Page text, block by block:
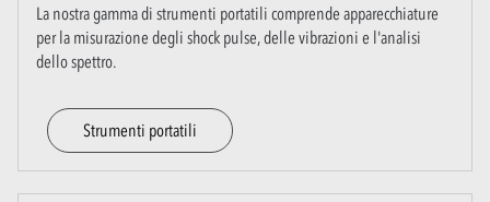
La nostra gamma di strumenti portatili comprende apparecchiature
per la misurazione degli shock pulse, delle vibrazioni e l'analisi
dello spettro.
Strumenti portatili